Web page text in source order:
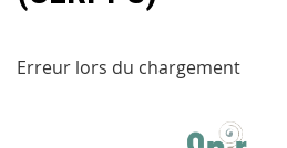
Erreur lors du chargement